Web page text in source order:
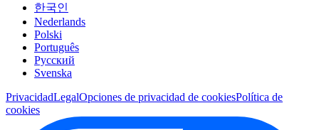
한국인
Nederlands
Polski
Português
Pусский
Svenska
PrivacidadLegalOpciones de privacidad de cookiesPolítica de
cookies